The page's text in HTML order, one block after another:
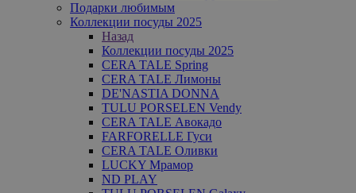
Подарки любимым
Коллекции посуды 2025
Назад
Коллекции посуды 2025
CERA TALE Spring
CERA TALE Лимоны
DE'NASTIA DONNA
TULU PORSELEN Vendy
CERA TALE Авокадо
FARFORELLE Гуси
CERA TALE Оливки
LUCKY Мрамор
ND PLAY